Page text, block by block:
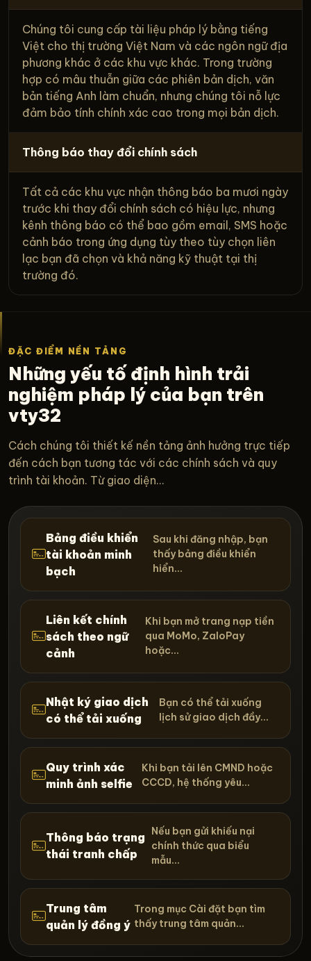
Chúng tôi cung cấp tài liệu pháp lý bằng tiếng
Việt cho thị trường Việt Nam và các ngôn ngữ địa
phương khác ở các khu vực khác. Trong trường
hợp có mâu thuẫn giữa các phiên bản dịch, văn
bản tiếng Anh làm chuẩn, nhưng chúng tôi nỗ lực
đảm bảo tính chính xác cao trong mọi bản dịch.
Thông báo thay đổi chính sách
Tất cả các khu vực nhận thông báo ba mươi ngày
trước khi thay đổi chính sách có hiệu lực, nhưng
kênh thông báo có thể bao gồm email, SMS hoặc
cảnh báo trong ứng dụng tùy theo tùy chọn liên
lạc bạn đã chọn và khả năng kỹ thuật tại thị
trường đó.
ĐẶC ĐIỂM NỀN TẢNG
Những yếu tố định hình trải
nghiệm pháp lý của bạn trên
vty32
Cách chúng tôi thiết kế nền tảng ảnh hưởng trực tiếp
đến cách bạn tương tác với các chính sách và quy
trình tài khoản. Từ giao diện...
Bảng điều khiển
tài khoản minh
bạch
Sau khi đăng nhập, bạn
thấy bảng điều khiển
hiển...
Liên kết chính
sách theo ngữ
cảnh
Khi bạn mở trang nạp tiền
qua MoMo, ZaloPay
hoặc...
Nhật ký giao dịch
có thể tải xuống
Bạn có thể tải xuống
lịch sử giao dịch đầy...
Quy trình xác
minh ảnh selfie
Khi bạn tải lên CMND hoặc
CCCD, hệ thống yêu...
Thông báo trạng
thái tranh chấp
Nếu bạn gửi khiếu nại
chính thức qua biểu
mẫu...
Trung tâm
quản lý đồng ý
Trong mục Cài đặt bạn tìm
thấy trung tâm quản...